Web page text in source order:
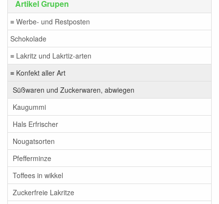
Artikel Grupen
≡ Werbe- und Restposten
Schokolade
≡ Lakritz und Lakrtiz-arten
≡ Konfekt aller Art
Süßwaren und Zuckerwaren, abwiegen
Kaugummi
Hals Erfrischer
Nougatsorten
Pfefferminze
Toffees in wikkel
Zuckerfreie Lakritze